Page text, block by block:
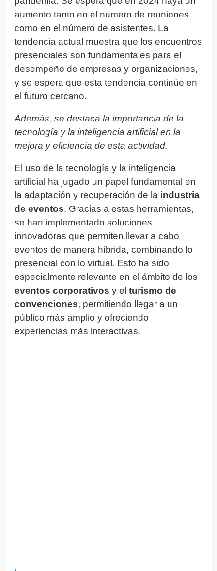
aumento tanto en el número de reuniones
como en el número de asistentes. La
tendencia actual muestra que los encuentros
presenciales son fundamentales para el
desempeño de empresas y organizaciones,
y se espera que esta tendencia continúe en
el futuro cercano.
Además, se destaca la importancia de la
tecnología y la inteligencia artificial en la
mejora y eficiencia de esta actividad.
El uso de la tecnología y la inteligencia
artificial ha jugado un papel fundamental en
la adaptación y recuperación de la industria
de eventos. Gracias a estas herramientas,
se han implementado soluciones
innovadoras que permiten llevar a cabo
eventos de manera híbrida, combinando lo
presencial con lo virtual. Esto ha sido
especialmente relevante en el ámbito de los
eventos corporativos y el turismo de
convenciones, permitiendo llegar a un
público más amplio y ofreciendo
experiencias más interactivas.